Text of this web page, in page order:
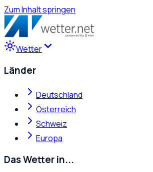
Zum Inhalt springen
Wetter
Länder
Deutschland
Österreich
Schweiz
Europa
Das Wetter in...